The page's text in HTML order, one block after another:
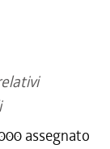
assegnato